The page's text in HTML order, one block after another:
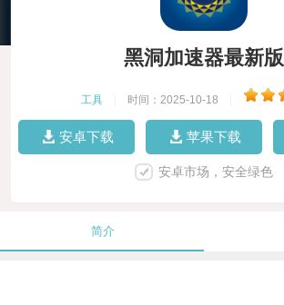
黑洞加速器最新版
工具 时间：2025-10-18
安卓下载 苹果下载
安卓市场，安全绿色
简介